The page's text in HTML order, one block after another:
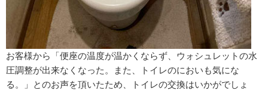
お客様から「便座の温度が温かくならず、ウォシュレットの水
圧調整が出来なくなった。また、トイレのにおいも気にな
る。」とのお声を頂いたため、
トイレの交換はいかがでしょ